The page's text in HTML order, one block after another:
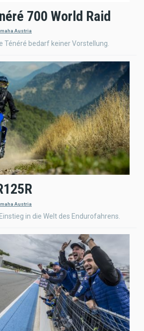
700 World Raid
Austria
Ténéré bedarf keiner Vorstellung.
Austria
in die Welt des Endurofahrens.